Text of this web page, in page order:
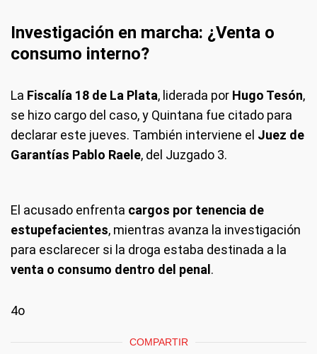
Investigación en marcha: ¿Venta o
consumo interno?
La Fiscalía 18 de La Plata, liderada por Hugo Tesón,
se hizo cargo del caso, y Quintana fue citado para
declarar este jueves. También interviene el Juez de
Garantías Pablo Raele, del Juzgado 3.
El acusado enfrenta cargos por tenencia de
estupefacientes, mientras avanza la investigación
para esclarecer si la droga estaba destinada a la
venta o consumo dentro del penal .
4o
COMPARTIR